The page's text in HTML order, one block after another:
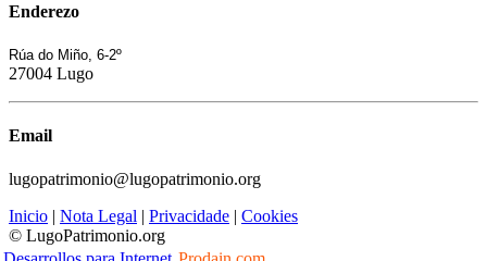
Enderezo
Rúa do Miño, 6-2º
27004 Lugo
Email
lugopatrimonio@lugopatrimonio.org
Inicio | Nota Legal | Privacidade | Cookies
© LugoPatrimonio.org